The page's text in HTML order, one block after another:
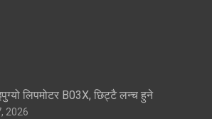
लिपमोटर B03X, छिट्टै लन्च हुने
2026